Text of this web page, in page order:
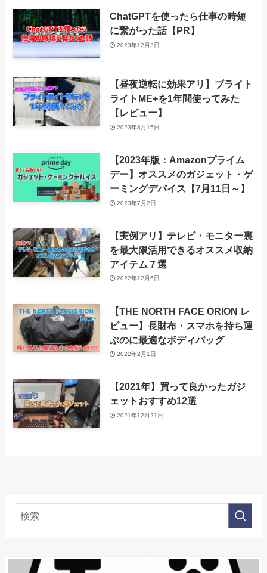
ChatGPTを使ったら仕事の時短
に繋がった話【PR】
2023年12月3日
【昼夜逆転に効果アリ】ブライト
ライトME+を1年間使ってみた
【レビュー】
2023年8月15日
【2023年版：Amazonプライム
デー】オススメのガジェット・ゲ
ーミングデバイス【7月11日～】
2023年7月2日
【実例アリ】テレビ・モニター裏
を最大限活用できるオススメ収納
アイテム７選
2022年12月6日
【THE NORTH FACE ORION レ
ビュー】長財布・スマホを持ち運
ぶのに最適なボディバッグ
2022年2月1日
【2021年】買って良かったガジ
ェットおすすめ12選
2021年12月21日